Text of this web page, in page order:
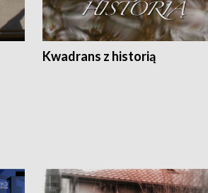
Kwadrans z historią